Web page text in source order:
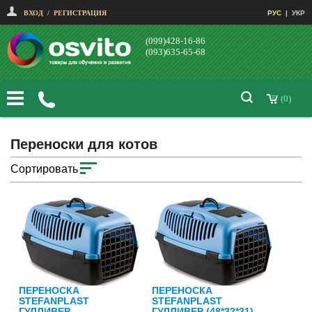
ВХОД / РЕГИСТРАЦИЯ РУС | УКР
(099)428-16-86
(093)635-65-68
(0)
Переноски для котов
Сортировать
ПЕРЕНОСКА
STEFANPLAST
ПЕРЕНОСКА
STEFANPLAST